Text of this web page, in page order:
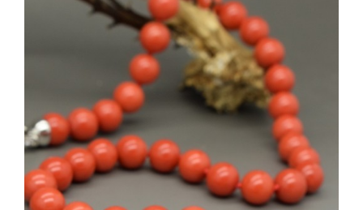
AGGIUNGI AL CARRELLO / DETTAGLI